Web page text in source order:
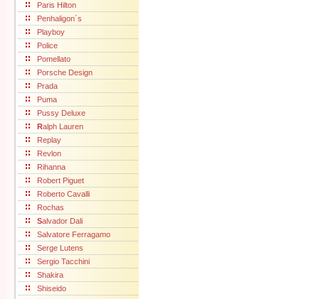
Paris Hilton
Penhaligon´s
Playboy
Police
Pomellato
Porsche Design
Prada
Puma
Pussy Deluxe
Ralph Lauren
Replay
Revlon
Rihanna
Robert Piguet
Roberto Cavalli
Rochas
Salvador Dali
Salvatore Ferragamo
Serge Lutens
Sergio Tacchini
Shakira
Shiseido